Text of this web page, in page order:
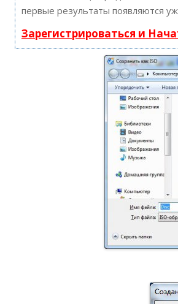
первые результаты появляются
Зарегистрироваться и